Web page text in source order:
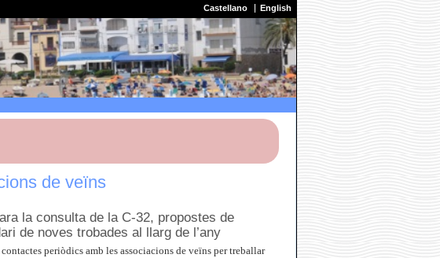
Castellano English
de veïns
la consulta de la C-32, propostes de
de noves trobades al llarg de l’any
periòdics amb les associacions de veïns per treballar